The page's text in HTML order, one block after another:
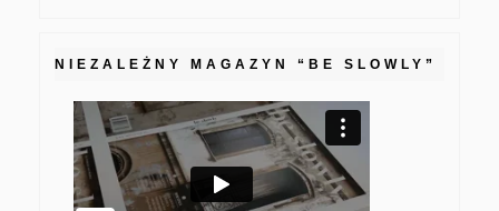
NIEZALEŻNY MAGAZYN “BE SLOWLY”